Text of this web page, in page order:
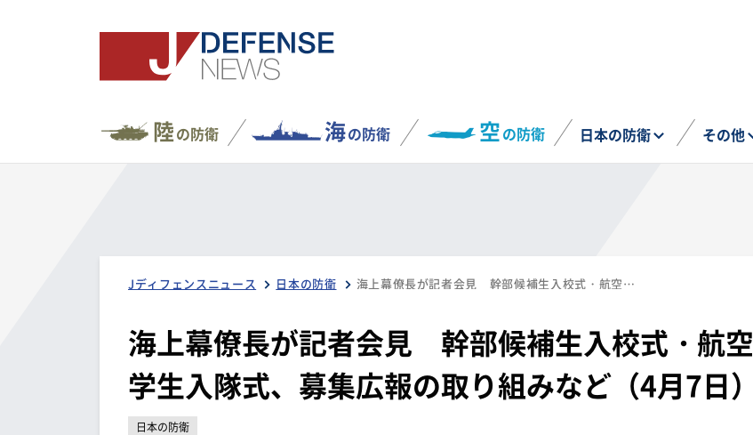
陸の防衛 海の防衛 空の防衛 日本の防衛 その他
Jディフェンスニュース 日本の防衛 海上幕僚長が記者会見 幹部候補生入校式・航空学生入隊式、募集広報の取り組みなど（4月7日）
海上幕僚長が記者会見 幹部候補生入校式・航空
学生入隊式、募集広報の取り組みなど（4月7日）
日本の防衛